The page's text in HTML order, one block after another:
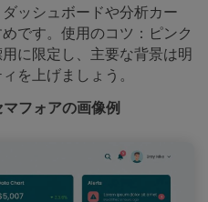
ッシュボードや分析カー
です。使用のコツ：ピンク
に限定し、主要な背景は明
を上げましょう。
フォアの画像例